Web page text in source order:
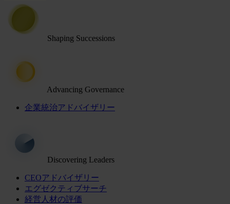
Shaping Successions
Advancing Governance
企業統治アドバイザリー
Discovering Leaders
CEOアドバイザリー
エグゼクティブサーチ
経営人材の評価